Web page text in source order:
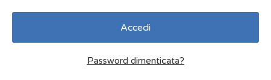
Password dimenticata?